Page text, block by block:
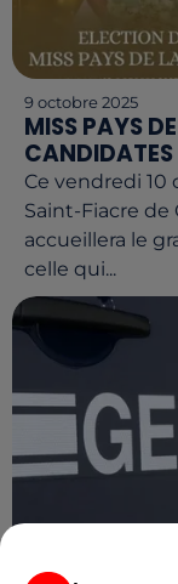
9 octobre 2025
MISS PAYS
CANDIDATES
Ce vendredi 10
Saint-Fiacre
accueillera le
celle qui...